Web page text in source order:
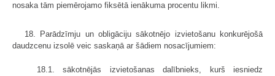
nosaka tām piemērojamo fiksētā ienākuma procentu likmi.
18. Parādzīmju un obligāciju sākotnējo izvietošanu konkurējošā
daudzcenu izsolē veic saskaņā ar šādiem nosacījumiem:
18.1. sākotnējās izvietošanas dalībnieks, kurš iesniedz